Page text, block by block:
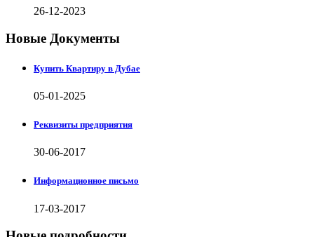
26-12-2023
Новые Документы
Купить Квартиру в Дубае
05-01-2025
Реквизиты предприятия
30-06-2017
Информационное письмо
17-03-2017